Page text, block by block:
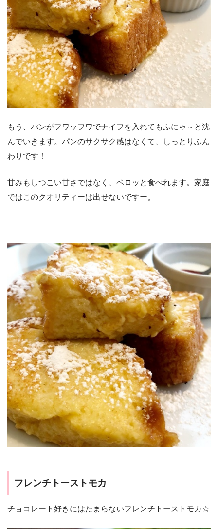
もう、パンがフワッフワでナイフを入れてもふにゃ～と沈
んでいきます。パンのサクサク感はなくて、しっとりふん
わりです！
甘みもしつこい甘さではなく、ペロッと食べれます。家庭
ではこのクオリティーは出せないですー。
フレンチトーストモカ
チョコレート好きにはたまらないフレンチトーストモカ☆